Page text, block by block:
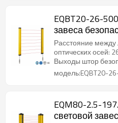
EQBT20-26-
завеса
Расстояние
оптических осей:
Выходы штор
модель:EQBT20-
EQM80-2.5-
световой